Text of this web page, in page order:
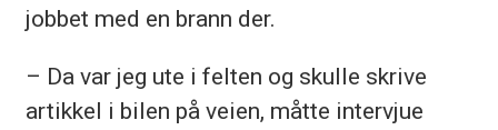
jobbet med en brann der.
– Da var jeg ute i felten og skulle skrive
artikkel i bilen på veien, måtte intervjue